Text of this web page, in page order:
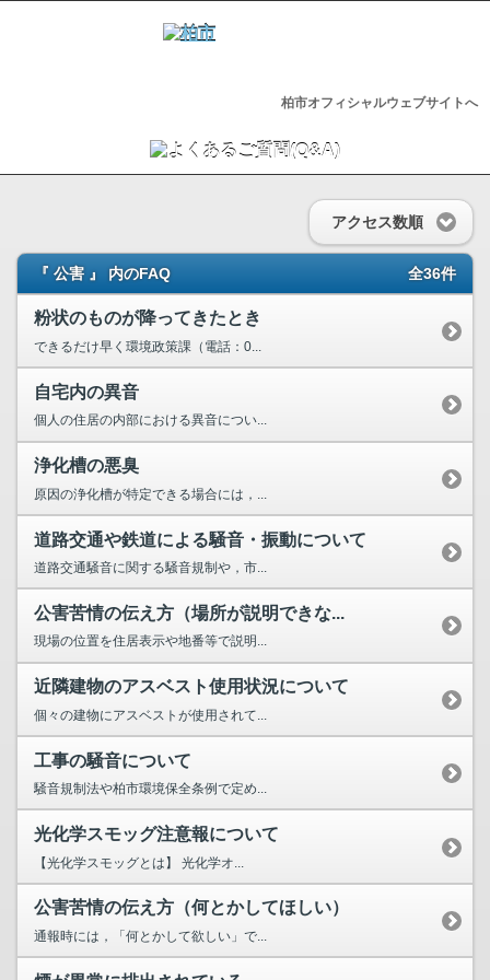
柏市オフィシャルウェブサイトへ
アクセス数順
『 公害 』 内のFAQ 全36件
粉状のものが降ってきたとき
できるだけ早く環境政策課（電話：0...
自宅内の異音
個人の住居の内部における異音につい...
浄化槽の悪臭
原因の浄化槽が特定できる場合には，...
道路交通や鉄道による騒音・振動について
道路交通騒音に関する騒音規制や，市...
公害苦情の伝え方（場所が説明できな...
現場の位置を住居表示や地番等で説明...
近隣建物のアスベスト使用状況について
個々の建物にアスベストが使用されて...
工事の騒音について
騒音規制法や柏市環境保全条例で定め...
光化学スモッグ注意報について
【光化学スモッグとは】 光化学オ...
公害苦情の伝え方（何とかしてほしい）
通報時には，「何とかして欲しい」で...